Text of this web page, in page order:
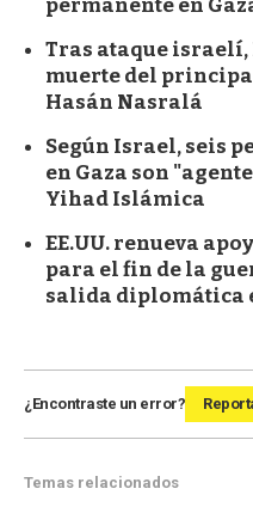
permanente en
Tras ataque
muerte del
Hasán Nasralá
Según Israel, seis
en Gaza son
Yihad Islámica
EE.UU. renueva
para el fin de la
salida diplomática
¿Encontraste un error?
Temas relacionados